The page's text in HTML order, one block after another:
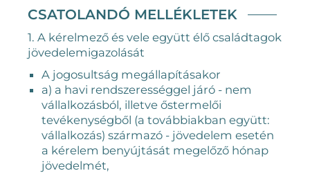
CSATOLANDÓ MELLÉKLETEK
1. A kérelmező és vele együtt élő családtagok
jövedelemigazolását
A jogosultság megállapításakor
a) a havi rendszerességgel járó - nem
vállalkozásból, illetve őstermelői
tevékenységből (a továbbiakban együtt:
vállalkozás) származó - jövedelem esetén
a kérelem benyújtását megelőző hónap
jövedelmét,